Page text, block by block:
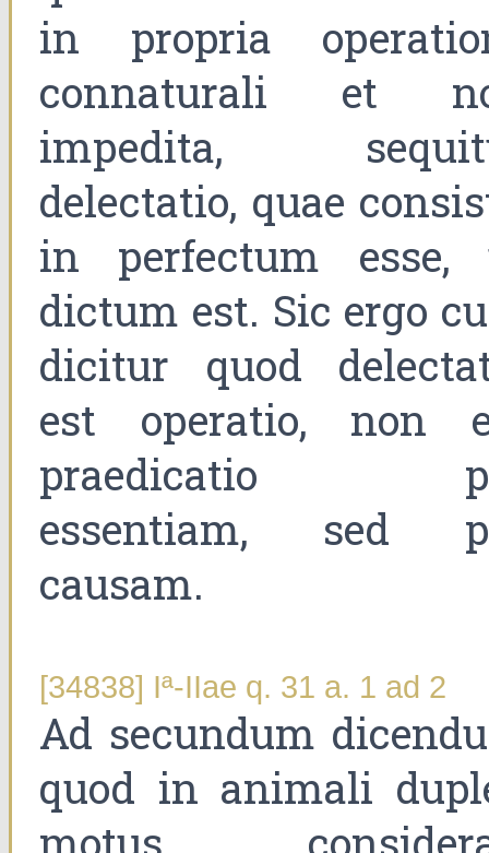
in propria
connaturali et
impedita,
delectatio, quae
in perfectum esse,
dictum est. Sic ergo
dicitur quod
est operatio, non
praedicatio
essentiam, sed
causam.
[34838] Iª-IIae q. 31 a. 1 ad 2
Ad secundum
quod in animali